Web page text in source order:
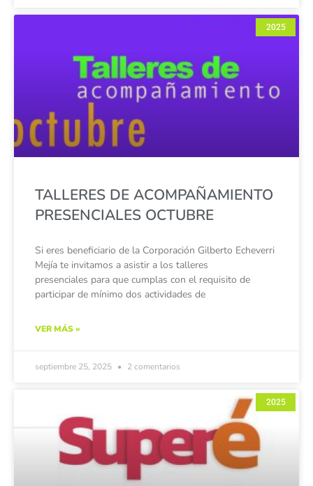
2025
TALLERES DE ACOMPAÑAMIENTO
PRESENCIALES OCTUBRE
Si eres beneficiario de la Corporación Gilberto Echeverri
Mejía te invitamos a asistir a los talleres
presenciales para que cumplas con el requisito de
participar de mínimo dos actividades de
VER MÁS »
septiembre 25, 2025 2 comentarios
2025